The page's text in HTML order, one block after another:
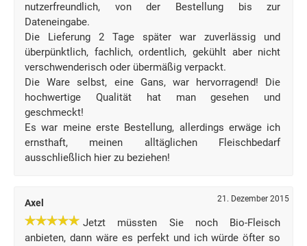
nutzerfreundlich, von der Bestellung bis zur
Dateneingabe.
Die Lieferung 2 Tage später war zuverlässig und
überpünktlich, fachlich, ordentlich, gekühlt aber nicht
verschwenderisch oder übermäßig verpackt.
Die Ware selbst, eine Gans, war hervorragend! Die
hochwertige Qualität hat man gesehen und
geschmeckt!
Es war meine erste Bestellung, allerdings erwäge ich
ernsthaft, meinen alltäglichen Fleischbedarf
ausschließlich hier zu beziehen!
Axel 21. Dezember 2015
Jetzt müssten Sie noch Bio-Fleisch
anbieten, dann wäre es perfekt und ich würde öfter so